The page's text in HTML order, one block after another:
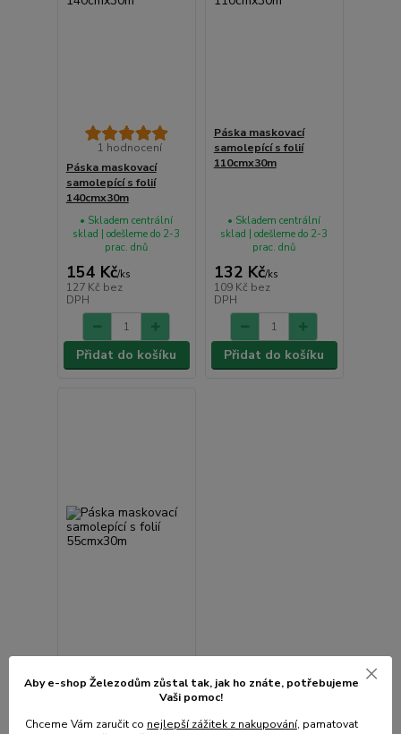
1 hodnocení
Páska maskovací
samolepící s folií
140cmx30m
154 Kč/ks
127 Kč bez
DPH
• Skladem centrální
sklad | odešleme do 2-3
prac. dnů
Přidat do košíku
Páska maskovací
samolepící s folií
110cmx30m
132 Kč/ks
109 Kč bez
DPH
• Skladem centrální
sklad | odešleme do 2-3
prac. dnů
Přidat do košíku
samolepící s folií
• Skladem centrální
Aby e-shop Železodům zůstal tak, jak ho znáte, potřebujeme
Vaši pomoc!
Chceme Vám zaručit co nejlepší zážitek z nakupování, pamatovat